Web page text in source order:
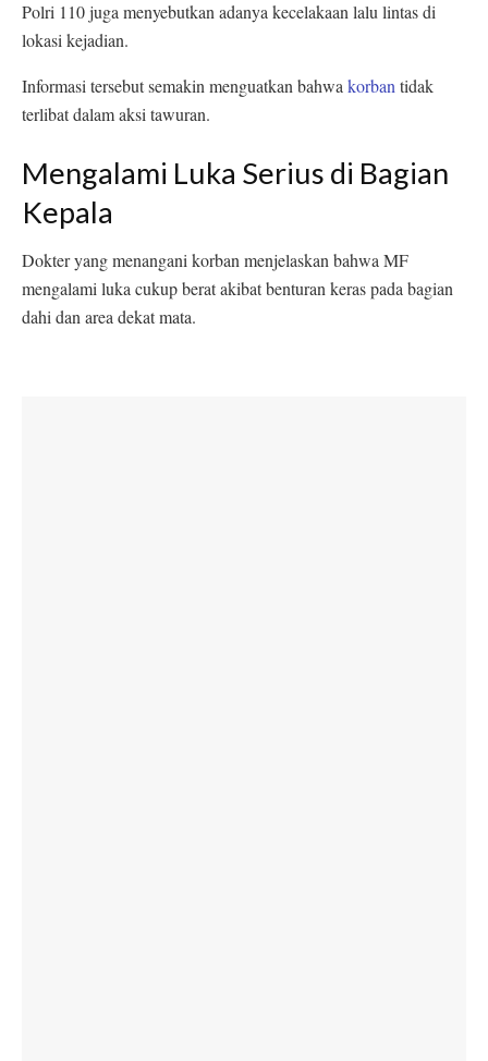
Polri 110 juga menyebutkan adanya kecelakaan lalu lintas di
lokasi kejadian.
Informasi tersebut semakin menguatkan bahwa korban tidak
terlibat dalam aksi tawuran.
Mengalami Luka Serius di Bagian
Kepala
Dokter yang menangani korban menjelaskan bahwa MF
mengalami luka cukup berat akibat benturan keras pada bagian
dahi dan area dekat mata.